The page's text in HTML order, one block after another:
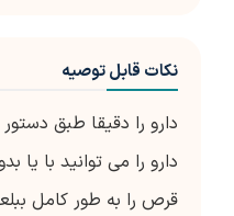
نکات قابل توصیه
دارو را دقیقا طبق
دارو را می توانید با
قرص را به طور کامل